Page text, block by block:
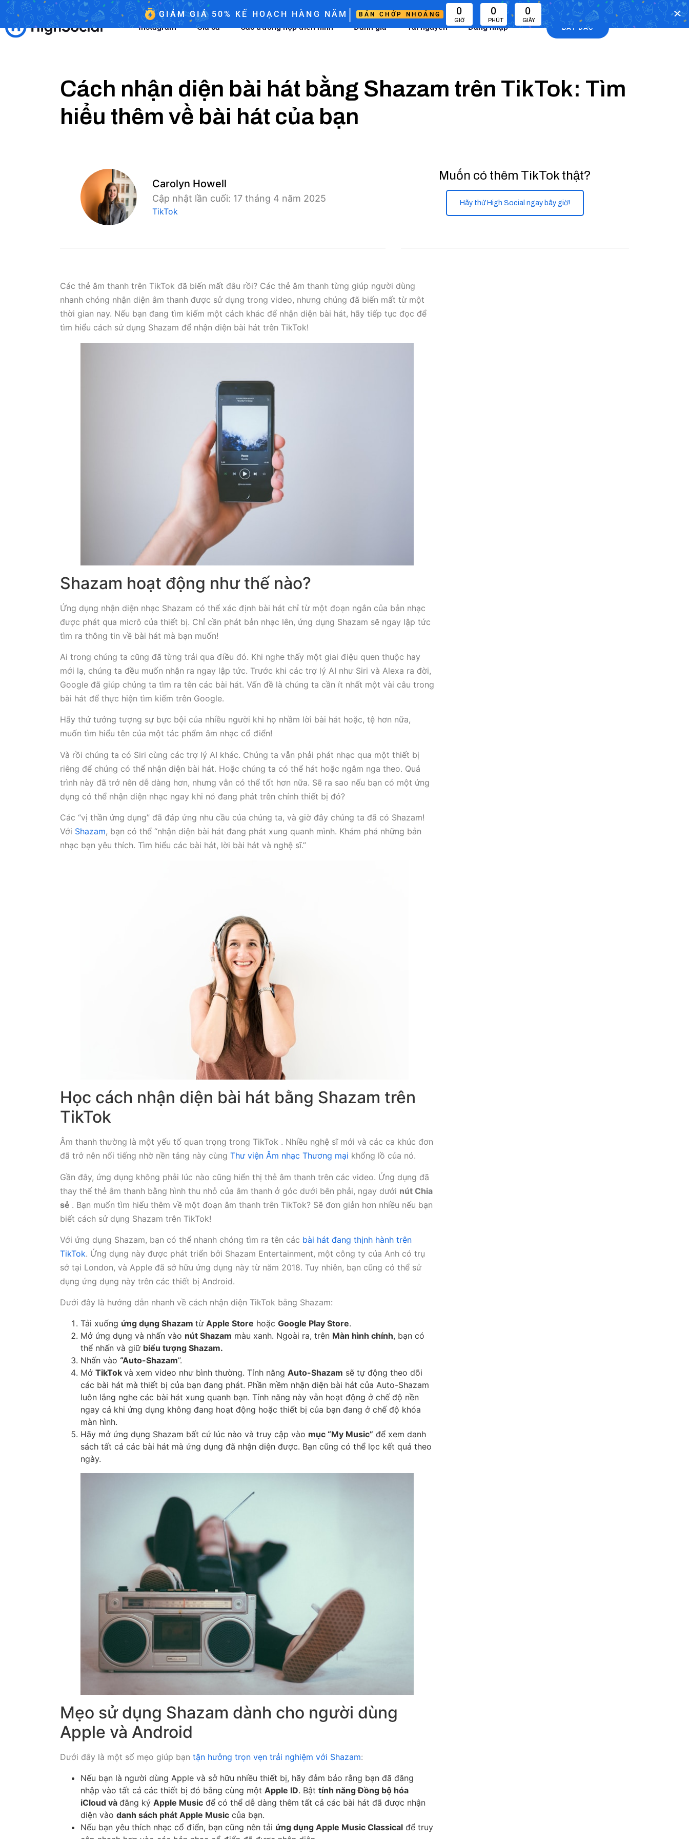
GIẢM GIÁ 50% KẾ HOẠCH HÀNG NĂM | BÁN CHỚP NHOÁNG 0
GIỜ
0
PHÚT
0
GIÂY
Instagram Giá cả Các trường hợp điển hình Đánh giá Tài nguyên Đăng nhập BẮT ĐẦU
Cách nhận diện bài hát bằng Shazam trên TikTok: Tìm
hiểu thêm về bài hát của bạn
Carolyn Howell
Cập nhật lần cuối: 17 tháng 4 năm 2025
TikTok
Muốn có thêm TikTok thật?
Hãy thử High Social ngay bây giờ!
Các thẻ âm thanh trên TikTok đã biến mất đâu rồi? Các thẻ âm thanh từng giúp người dùng
nhanh chóng nhận diện âm thanh được sử dụng trong video, nhưng chúng đã biến mất từ một
thời gian nay. Nếu bạn đang tìm kiếm một cách khác để nhận diện bài hát, hãy tiếp tục đọc để
tìm hiểu cách sử dụng Shazam để nhận diện bài hát trên TikTok!
Shazam hoạt động như thế nào?
Ứng dụng nhận diện nhạc Shazam có thể xác định bài hát chỉ từ một đoạn ngắn của bản nhạc
được phát qua micrô của thiết bị. Chỉ cần phát bản nhạc lên, ứng dụng Shazam sẽ ngay lập tức
tìm ra thông tin về bài hát mà bạn muốn!
Ai trong chúng ta cũng đã từng trải qua điều đó. Khi nghe thấy một giai điệu quen thuộc hay
mới lạ, chúng ta đều muốn nhận ra ngay lập tức. Trước khi các trợ lý AI như Siri và Alexa ra đời,
Google đã giúp chúng ta tìm ra tên các bài hát. Vấn đề là chúng ta cần ít nhất một vài câu trong
bài hát để thực hiện tìm kiếm trên Google.
Hãy thử tưởng tượng sự bực bội của nhiều người khi họ nhầm lời bài hát hoặc, tệ hơn nữa,
muốn tìm hiểu tên của một tác phẩm âm nhạc cổ điển!
Và rồi chúng ta có Siri cùng các trợ lý AI khác. Chúng ta vẫn phải phát nhạc qua một thiết bị
riêng để chúng có thể nhận diện bài hát. Hoặc chúng ta có thể hát hoặc ngâm nga theo. Quá
trình này đã trở nên dễ dàng hơn, nhưng vẫn có thể tốt hơn nữa. Sẽ ra sao nếu bạn có một ứng
dụng có thể nhận diện nhạc ngay khi nó đang phát trên chính thiết bị đó?
Các “vị thần ứng dụng” đã đáp ứng nhu cầu của chúng ta, và giờ đây chúng ta đã có Shazam!
Với Shazam, bạn có thể “nhận diện bài hát đang phát xung quanh mình. Khám phá những bản
nhạc bạn yêu thích. Tìm hiểu các bài hát, lời bài hát và nghệ sĩ.”
Học cách nhận diện bài hát bằng Shazam trên
TikTok
Âm thanh thường là một yếu tố quan trọng trong TikTok . Nhiều nghệ sĩ mới và các ca khúc đơn
đã trở nên nổi tiếng nhờ nền tảng này cùng Thư viện Âm nhạc Thương mại khổng lồ của nó.
Gần đây, ứng dụng không phải lúc nào cũng hiển thị thẻ âm thanh trên các video. Ứng dụng đã
thay thế thẻ âm thanh bằng hình thu nhỏ của âm thanh ở góc dưới bên phải, ngay dưới nút Chia
sẻ . Bạn muốn tìm hiểu thêm về một đoạn âm thanh trên TikTok? Sẽ đơn giản hơn nhiều nếu bạn
biết cách sử dụng Shazam trên TikTok!
Với ứng dụng Shazam, bạn có thể nhanh chóng tìm ra tên các bài hát đang thịnh hành trên
TikTok. Ứng dụng này được phát triển bởi Shazam Entertainment, một công ty của Anh có trụ
sở tại London, và Apple đã sở hữu ứng dụng này từ năm 2018. Tuy nhiên, bạn cũng có thể sử
dụng ứng dụng này trên các thiết bị Android.
Dưới đây là hướng dẫn nhanh về cách nhận diện TikTok bằng Shazam:
Tải xuống ứng dụng Shazam từ Apple Store hoặc Google Play Store.
Mở ứng dụng và nhấn vào nút Shazam màu xanh. Ngoài ra, trên Màn hình chính, bạn có
thể nhấn và giữ biểu tượng Shazam.
Nhấn vào “Auto-Shazam”.
Mở TikTok và xem video như bình thường. Tính năng Auto-Shazam sẽ tự động theo dõi
các bài hát mà thiết bị của bạn đang phát. Phần mềm nhận diện bài hát của Auto-Shazam
luôn lắng nghe các bài hát xung quanh bạn. Tính năng này vẫn hoạt động ở chế độ nền
ngay cả khi ứng dụng không đang hoạt động hoặc thiết bị của bạn đang ở chế độ khóa
màn hình.
Hãy mở ứng dụng Shazam bất cứ lúc nào và truy cập vào mục “My Music” để xem danh
sách tất cả các bài hát mà ứng dụng đã nhận diện được. Bạn cũng có thể lọc kết quả theo
ngày.
Mẹo sử dụng Shazam dành cho người dùng
Apple và Android
Dưới đây là một số mẹo giúp bạn tận hưởng trọn vẹn trải nghiệm với Shazam:
Nếu bạn là người dùng Apple và sở hữu nhiều thiết bị, hãy đảm bảo rằng bạn đã đăng
nhập vào tất cả các thiết bị đó bằng cùng một Apple ID. Bật tính năng Đồng bộ hóa
iCloud và đăng ký Apple Music để có thể dễ dàng thêm tất cả các bài hát đã được nhận
diện vào danh sách phát Apple Music của bạn.
Nếu bạn yêu thích nhạc cổ điển, bạn cũng nên tải ứng dụng Apple Music Classical để truy